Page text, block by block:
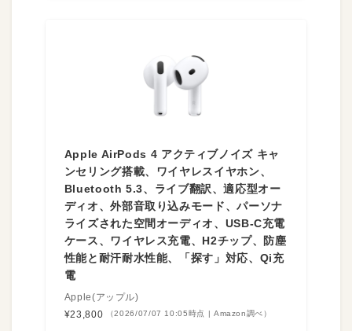
Apple AirPods 4 アクティブノイズ キャ
ンセリング搭載、ワイヤレスイヤホン、
Bluetooth 5.3、ライブ翻訳、適応型オー
ディオ、外部音取り込みモード、パーソナ
ライズされた空間オーディオ、USB-C充電
ケース、ワイヤレス充電、H2チップ、防塵
性能と耐汗耐水性能、「探す」対応、Qi充
電
Apple(アップル)
¥23,800
（2026/07/07 10:05時点 | Amazon調べ）